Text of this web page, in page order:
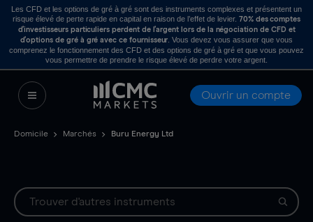
Les CFD et les options de gré à gré sont des instruments complexes et présentent un
risque élevé de perte rapide en capital en raison de l’effet de levier. 70% des comptes
d’investisseurs particuliers perdent de l’argent lors de la négociation de CFD et
d’options de gré à gré avec ce fournisseur . Vous devez vous assurer que vous
comprenez le fonctionnement des CFD et des options de gré à gré et que vous pouvez
vous permettre de prendre le risque élevé de perdre votre argent.
Ouvrir un compte
Domicile Marchés Buru Energy Ltd